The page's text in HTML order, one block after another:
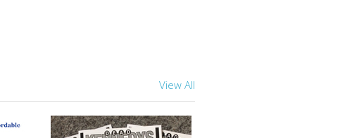
View All